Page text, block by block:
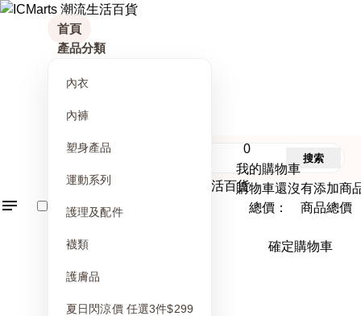
首頁
產品分類
內衣
內褲
塑身產品
運動系列
護理及配件
襪類
護膚品
夏日閃涼價 任選3件$299
0
我的購物車
購物車還沒有添加商
總價： 商品總價
確定購物車
搜索